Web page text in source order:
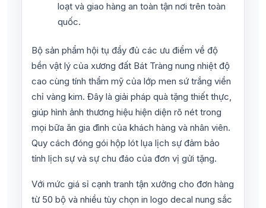
loạt và giao hàng an toàn tận nơi trên toàn
quốc.
Bộ sản phẩm hội tụ đầy đủ các ưu điểm về độ
bền vật lý của xương đất Bát Tràng nung nhiệt độ
cao cùng tính thẩm mỹ của lớp men sứ trắng viền
chỉ vàng kim. Đây là giải pháp quà tặng thiết thực,
giúp hình ảnh thương hiệu hiện diện rõ nét trong
mọi bữa ăn gia đình của khách hàng và nhân viên.
Quy cách đóng gói hộp lót lụa lịch sự đảm bảo
tính lịch sự và sự chu đáo của đơn vị gửi tặng.
Với mức giá sỉ cạnh tranh tận xưởng cho đơn hàng
từ 50 bộ và nhiều tùy chọn in logo decal nung sắc